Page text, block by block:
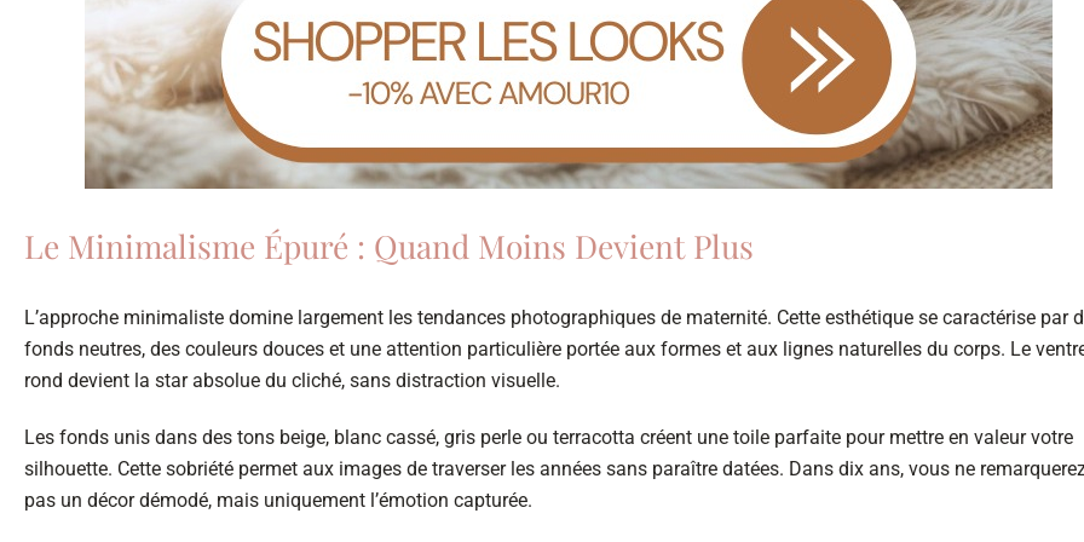
Le Minimalisme Épuré : Quand Moins Devient Plus
L’approche minimaliste domine largement les tendances photographiques de maternité. Cette esthétique se caractérise par
fonds neutres, des couleurs douces et une attention particulière portée aux formes et aux lignes naturelles du corps. Le
rond devient la star absolue du cliché, sans distraction visuelle.
Les fonds unis dans des tons beige, blanc cassé, gris perle ou terracotta créent une toile parfaite pour mettre en valeur votre
silhouette. Cette sobriété permet aux images de traverser les années sans paraître datées. Dans dix ans, vous ne
pas un décor démodé, mais uniquement l’émotion capturée.